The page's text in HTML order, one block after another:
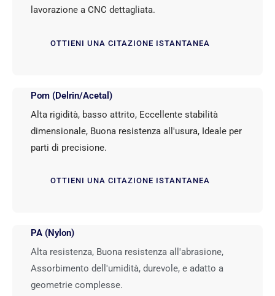
lavorazione a CNC dettagliata.
OTTIENI UNA CITAZIONE ISTANTANEA
Pom (Delrin/Acetal)
Alta rigidità, basso attrito, Eccellente stabilità
dimensionale, Buona resistenza all'usura, Ideale per
parti di precisione.
OTTIENI UNA CITAZIONE ISTANTANEA
PA (Nylon)
Alta resistenza, Buona resistenza all'abrasione,
Assorbimento dell'umidità, durevole, e adatto a
geometrie complesse.